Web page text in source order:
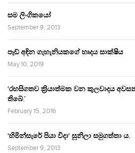
සම ලිංගිකයෝ
September 9, 2013
පෑඩ් අඳින ගැහැනියකගේ හෘදය සාක්ෂිය
May 10, 2019
‘රහසිගතව ක්‍රියාත්මක වන කුලවාදය
තිබේ.’
February 15, 2016
‘හිමින්සැරේ පියා විදා‘ සුනිලා සමුගත්තා ය.
September 9, 2013